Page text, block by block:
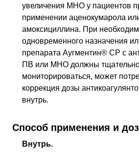
увеличения MHO у пациентов
применении аценокумарола
амоксициллина. При
одновременного назначения
препарата Аугментин® СР с
ПВ или MHO должны
мониторироваться, может
коррекция дозы
внутрь.
Способ применения и
Внутрь.